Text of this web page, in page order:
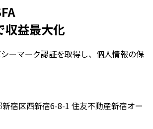
収益最大化
ーマーク認証を取得し、個人情報の保
宿区西新宿6-8-1 住友不動産新宿オー